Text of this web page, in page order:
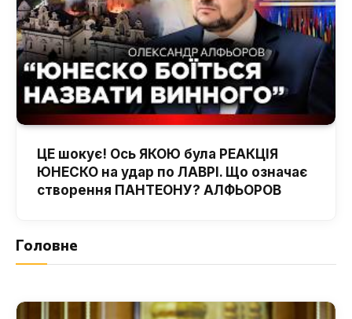
ЦЕ шокує! Ось ЯКОЮ була РЕАКЦІЯ
ЮНЕСКО на удар по ЛАВРІ. Що означає
створення ПАНТЕОНУ? АЛФЬОРОВ
Головне